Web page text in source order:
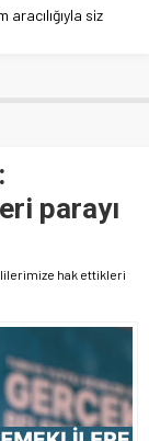
aracılığıyla siz
parayı
hak ettikleri